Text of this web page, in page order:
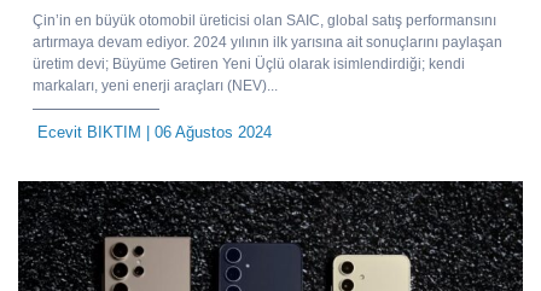
Çin’in en büyük otomobil üreticisi olan SAIC, global satış performansını
artırmaya devam ediyor. 2024 yılının ilk yarısına ait sonuçlarını paylaşan
üretim devi; Büyüme Getiren Yeni Üçlü olarak isimlendirdiği; kendi
markaları, yeni enerji araçları (NEV)...
Ecevit BIKTIM | 06 Ağustos 2024